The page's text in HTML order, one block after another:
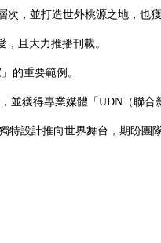
，並打造世外桃源之地，也
且大力推播刊載。
的重要範例。
獲得專業媒體「UDN（聯合
設計推向世界舞台，期盼團